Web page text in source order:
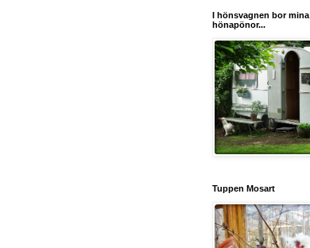
I hönsvagnen bor mina
hönapönor...
Tuppen Mosart